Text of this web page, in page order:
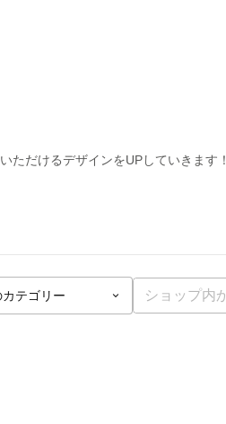
ただけるデザインをUPしていきます！